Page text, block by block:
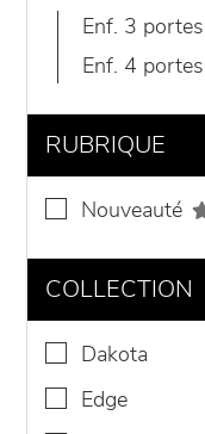
enf. 3 portes
enf. 4 portes
RUBRIQUE
nouveauté
COLLECTION
dakota
edge